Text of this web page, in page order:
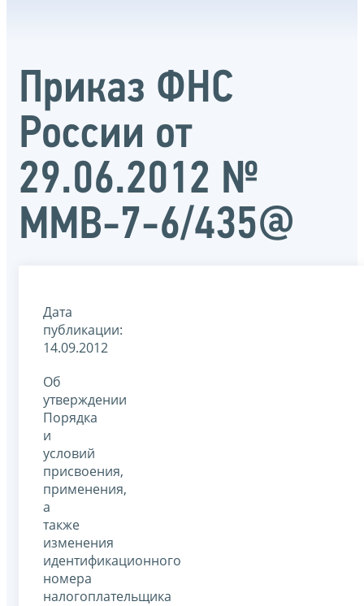
Приказ ФНС
России от
29.06.2012 №
ММВ-7-6/435@
Дата
публикации:
14.09.2012
Об
утверждении
Порядка
и
условий
присвоения,
применения,
а
также
изменения
идентификационного
номера
налогоплательщика